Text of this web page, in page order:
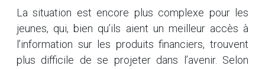
La situation est encore plus complexe pour les
jeunes, qui, bien qu’ils aient un meilleur accès à
l’information sur les produits financiers, trouvent
plus difficile de se projeter dans l’avenir. Selon